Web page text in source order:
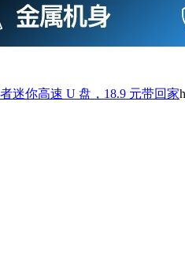
迷你高速 U 盘，18.9 元带回家